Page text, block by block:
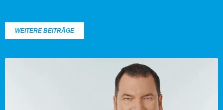
WEITERE BEITRÄGE